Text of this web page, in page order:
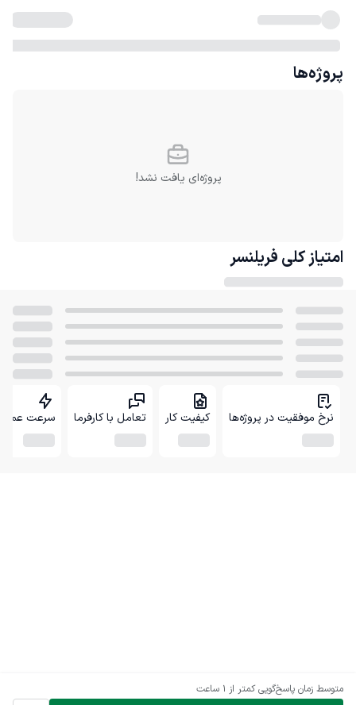
متوسط زمان پاسخ‌گویی کمتر از 1 ساعت
پروژه‌ها
پروژه‌ای یافت نشد!
امتیاز کلی فریلنسر
نرخ موفقیت در پروژه‌ها کیفیت کار تعامل با کارفرما سرعت عمل